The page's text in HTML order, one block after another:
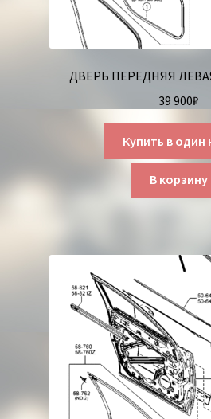
ДВЕРЬ ПЕРЕДНЯЯ
39 900₽
Купить в один
В корзину